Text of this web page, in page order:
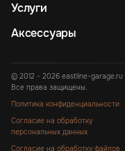
Услуги
Аксессуары
© 2012 - 2026 eastline-garage.ru
Все права защищены.
Политика конфиденциальности
Согласие на обработку
персональных данных
Согласие на обработку файлов